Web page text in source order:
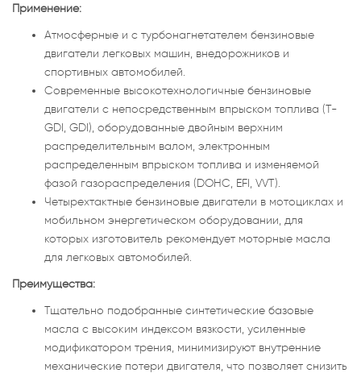
Применение:
Атмосферные и с турбонагнетателем бензиновые
двигатели легковых машин, внедорожников и
спортивных автомобилей.
Современные высокотехнологичные бензиновые
двигатели с непосредственным впрыском топлива (T-
GDI, GDI), оборудованные двойным верхним
распределительным валом, электронным
распределенным впрыском топлива и изменяемой
фазой газораспределения (DOHC, EFI, VVT).
Четырехтактные бензиновые двигатели в мотоциклах и
мобильном энергетическом оборудовании, для
которых изготовитель рекомендует моторные масла
для легковых автомобилей.
Преимущества:
Тщательно подобранные синтетические базовые
масла с высоким индексом вязкости, усиленные
модификатором трения, минимизируют внутренние
механические потери двигателя, что позволяет снизить